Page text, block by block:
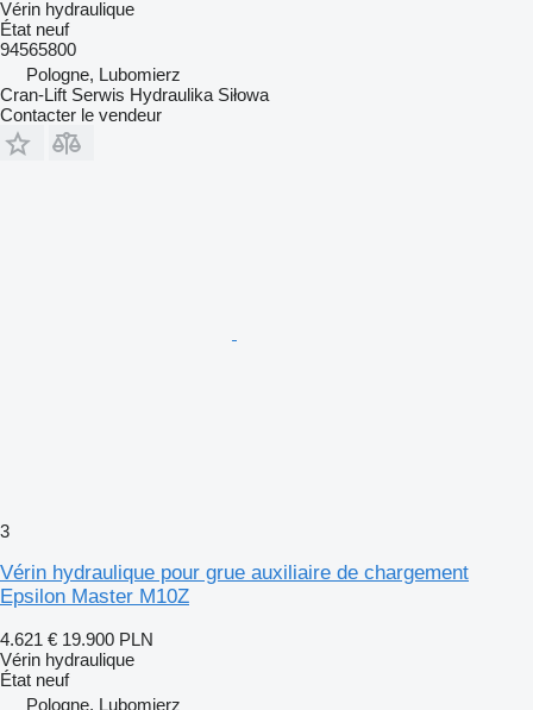
Vérin hydraulique
État neuf
94565800
Pologne, Lubomierz
Cran-Lift Serwis Hydraulika Siłowa
Contacter le vendeur
3
Vérin hydraulique pour grue auxiliaire de chargement
Epsilon Master M10Z
4.621 € 19.900 PLN
Vérin hydraulique
État neuf
Pologne, Lubomierz